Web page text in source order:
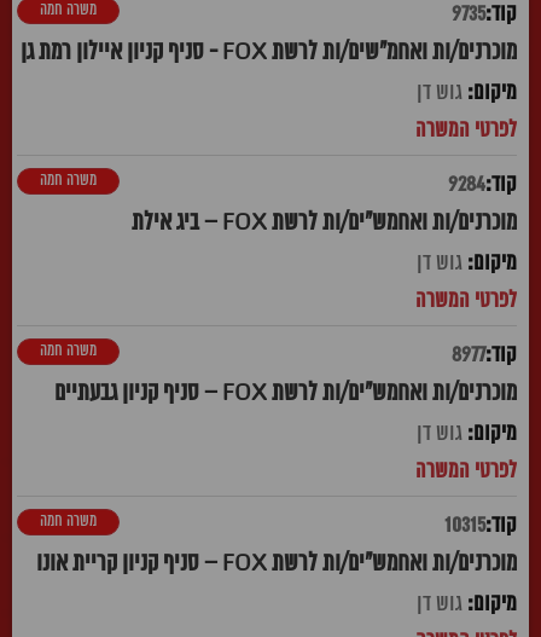
9735
מוכרנים/ות ואחמ"שים/ות לרשת FOX - סניף קניון איילון רמת גן
משרה חמה
גוש דן
9284
מוכרנים/ות ואחמש"ים/ות לרשת FOX – ביג אילת
משרה חמה
גוש דן
8977
מוכרנים/ות ואחמש"ים/ות לרשת FOX – סניף קניון גבעתיים
משרה חמה
גוש דן
10315
מוכרנים/ות ואחמש"ים/ות לרשת FOX – סניף קניון קריית אונו
משרה חמה
גוש דן